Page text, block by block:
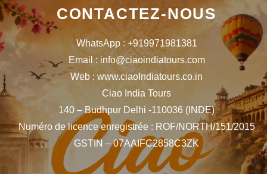
CONTACTEZ-NOUS
WhatsApp : +919971981381
Email : info@ciaoindiatours.com
Web : www.ciaoIndiatours.co.in
Ciao India Tours
140 – Budhpur Delhi -110036 (INDE)
Numéro de licence enregistrée : ROF/NORTH/151/2015
GSTIN – 07AAIFC2858C3ZK